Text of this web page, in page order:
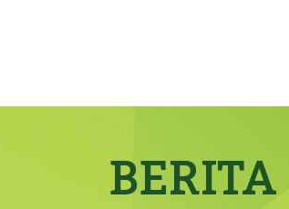
BERITA